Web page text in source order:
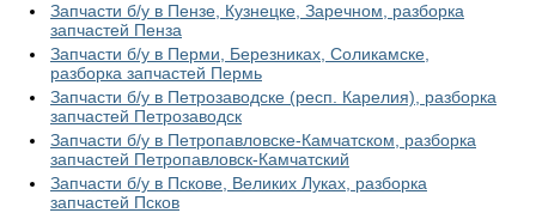
Запчасти б/у в Пензе, Кузнецке, Заречном, разборка
запчастей Пенза
Запчасти б/у в Перми, Березниках, Соликамске,
разборка запчастей Пермь
Запчасти б/у в Петрозаводске (респ. Карелия), разборка
запчастей Петрозаводск
Запчасти б/у в Петропавловске-Камчатском, разборка
запчастей Петропавловск-Камчатский
Запчасти б/у в Пскове, Великих Луках, разборка
запчастей Псков